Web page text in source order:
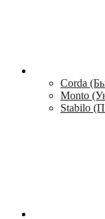
Corda
Monto
Stabilo